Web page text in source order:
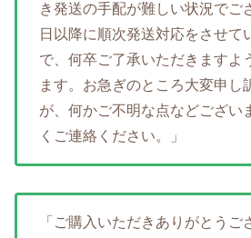
き発送の手配が難しい状況でご
日以降に順次発送対応をさせて
で、何卒ご了承いただきますよ
ます。お急ぎのところ大変申し
が、何かご不明な点などござい
くご連絡ください。」
「ご購入いただきありがとうご